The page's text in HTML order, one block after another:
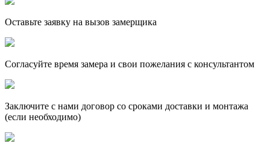
Оставьте заявку на вызов замерщика
Согласуйте время замера и свои пожелания с консультантом
Заключите с нами договор со сроками доставки и монтажа
(если необходимо)